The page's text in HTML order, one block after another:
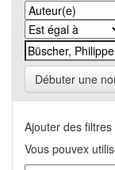
Débuter une
Ajouter des filtres
Vous pouvex